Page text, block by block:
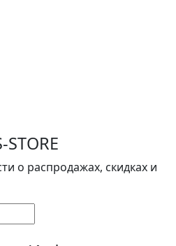
о распродажах, скидках и